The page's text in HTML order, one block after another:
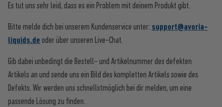
Es tut uns sehr leid, dass es ein Problem mit deinem Produkt gibt.
Bitte melde dich bei unserem Kundenservice unter: support@avoria-
liquids.de oder über unseren Live-Chat.
Gib dabei unbedingt die Bestell- und Artikelnummer des defekten
Artikels an und sende uns ein Bild des kompletten Artikels sowie des
Defekts. Wir werden uns schnellstmöglich bei dir melden, um eine
passende Lösung zu finden.